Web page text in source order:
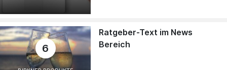
6
Ratgeber-Text im News
Bereich